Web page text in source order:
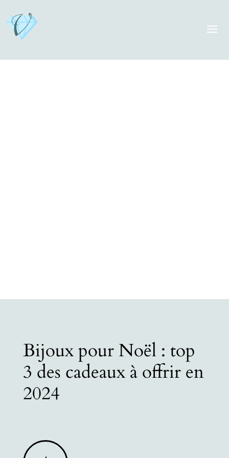
Bijoux pour Noël : top
3 des cadeaux à offrir en
2024